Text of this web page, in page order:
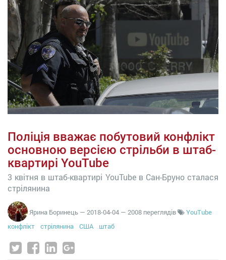
Поліція вважає побутовий конфлікт
основною версією стрільби в штаб-
квартирі YouTube
3 квітня в штаб-квартирі YouTube в Сан-Бруно сталася
стрілянина
Ярина Боринець — 2018-04-04 — 2008 переглядів
YouTube
конфлікт
стрілянина США штаб